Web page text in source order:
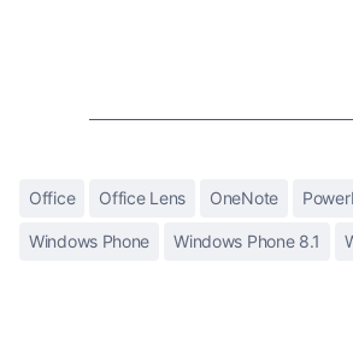
Office Office Lens OneNote
Windows Phone Windows Phone 8.1